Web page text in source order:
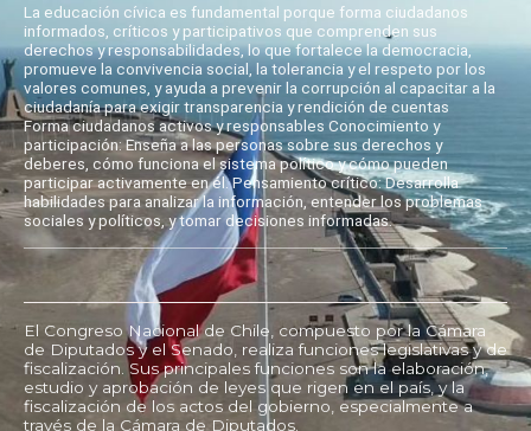
La educación cívica es fundamental porque forma ciudadanos
informados, críticos y participativos que comprenden sus
derechos y responsabilidades, lo que fortalece la democracia,
promueve la convivencia social, la tolerancia y el respeto por los
valores comunes, y ayuda a prevenir la corrupción al capacitar a la
ciudadanía para exigir transparencia y rendición de cuentas
Forma ciudadanos activos y responsables Conocimiento y
participación: Enseña a las personas sobre sus derechos y
deberes, cómo funciona el sistema político y cómo pueden
participar activamente en él. Pensamiento crítico: Desarrolla
habilidades para analizar la información, entender los problemas
sociales y políticos, y tomar decisiones informadas.
El Congreso Nacional de Chile, compuesto por la Cámara
de Diputados y el Senado, realiza funciones legislativas y de
fiscalización. Sus principales funciones son la elaboración,
estudio y aprobación de leyes que rigen en el país, y la
fiscalización de los actos del gobierno, especialmente a
través de la Cámara de Diputados.